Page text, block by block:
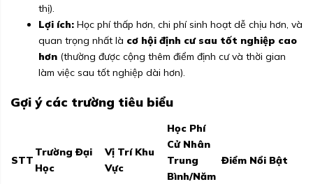
thị).
Lợi ích: Học phí thấp hơn, chi phí sinh hoạt dễ chịu hơn, và
quan trọng nhất là cơ hội định cư sau tốt nghiệp cao
hơn (thường được cộng thêm điểm định cư và thời gian
làm việc sau tốt nghiệp dài hơn).
Gợi ý các trường tiêu biểu
STT
Trường Đại
Học
Vị Trí Khu
Vực
Học Phí
Cử Nhân
Trung
Bình/Năm
Điểm Nổi Bật